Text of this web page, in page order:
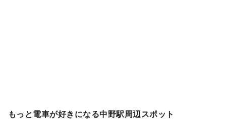
もっと電車が好きになる中野駅周辺スポット